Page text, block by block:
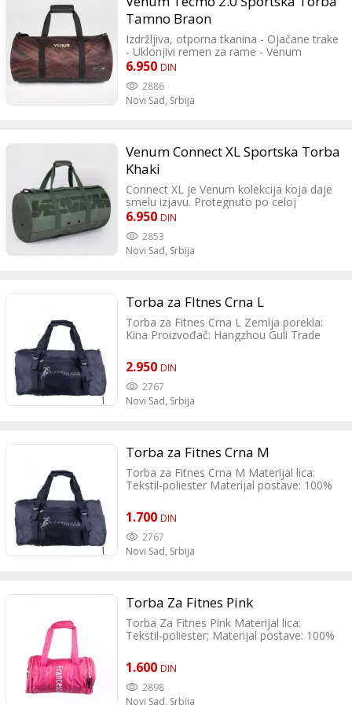
Tamno Braon
Izdržljiva, otporna tkanina - Ojačane trake
- Uklonjivi remen za rame - Venum
logotipi sa obe strane i na dnu torbe -
Venum, Fransuska
6.950 DIN
2886
Novi Sad, Srbija
Venum Connect XL Sportska Torba
Khaki
Connect XL je Venum kolekcija koja daje
smelu izjavu. Protegnuto po celoj
širini Connect XL torbe, ime Venum stoji
XL torba za prtljag je dizajnirana da sadrži
sve vaše osnovne stvari u teretani i još
sportska oprema, a da pritom ostavlja
mesta za vaše lične stvari. Ojačane trake,
izdržljiva tkanina i vrhunski patentni
zatvarači pružaju pouzdanu sportsku
nje. - Izdržljiva, otporna tkanina -
Venum logotipi sa obe strane i na dnu
torbe - Samo mesto čisto. - SKU :
6.950 DIN
2853
Novi Sad, Srbija
Torba za FItnes Crna L
Torba za Fitnes Crna L Zemlja porekla:
Kina Proizvođač: Hangzhou Guli Trade
Different Fitness, Novi Sad Materijal lica:
Polyester Materijal postave: 100%
polyester Dimenzija: 47x27x29cm
Odrzavanje: Meka cetka
2.950 DIN
2767
Novi Sad, Srbija
Torba za Fitnes Crna M
Torba za Fitnes Crna M Materijal lica:
Tekstil-poliester Materijal postave: 100%
25cm
1.700 DIN
2767
Novi Sad, Srbija
Torba Za Fitnes Pink
Torba Za Fitnes Pink Materijal lica:
Tekstil-poliester; Materijal postave: 100%
1.600 DIN
2898
Novi Sad, Srbija